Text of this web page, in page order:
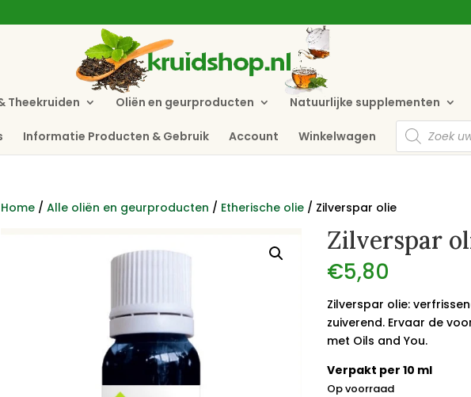
Theekruiden Oliën en geurproducten Natuurlijke supplementen
Informatie Producten & Gebruik Account Winkelwagen
Producten
zoeken
Home/ Alle oliën en geurproducten / Etherische olie/ Zilverspar olie
Zilverspar
€5,80
Zilverspar olie:
zuiverend. Ervaar de
met Oils and You.
Verpakt per 10 ml
Op voorraad